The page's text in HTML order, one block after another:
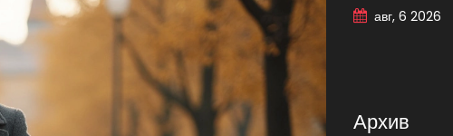
авг, 6 2026
Архив